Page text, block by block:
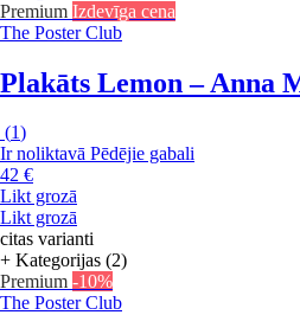
Premium Izdevīga cena
The Poster Club
Plakāts Lemon – Anna
(1)
Ir noliktavā Pēdējie gabali
42 €
Likt grozā
Likt grozā
citas varianti
+ Kategorijas (2)
Premium -10%
The Poster Club